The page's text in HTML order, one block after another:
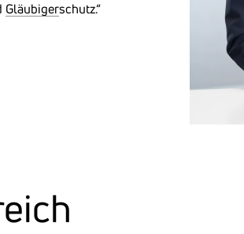
Gläubigerschutz.“